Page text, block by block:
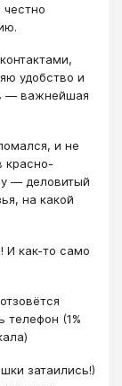
удобство и
— важнейшая
и не
красно-
— деловитый
на какой
И как-то само
(1%
затаились!)